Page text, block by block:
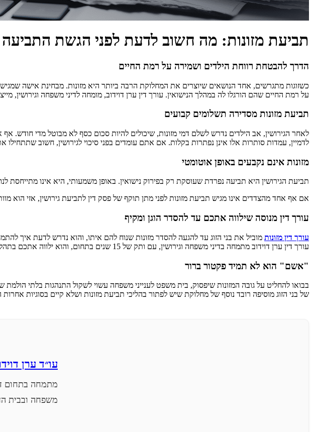
תביעת מזונות: מה חשוב לדעת לפני הגשת התביעה
הדרך להבטחת רווחת הילדים ושמירה על רמת החיים
כשזוגות מתגרשים, אחד הנושאים שיוצרים את המחלוקת הרבה ביותר היא מזונות. מבחינת אישה
על רמת החיים שהם הורגלו לה במהלך הנישואין. עורך דין ערן דוידוב, מומחה לדיני משפחה וגירושין,
תביעת מזונות מסדירה תשלומים קבועים
לאחר הגירושין, אב הילדים נדרש לשלם דמי מזונות, שיכולים להיות סכום כסף לא מבוטל מדי
לדמיין, עמדות סותרות אלו אינן נפתרות בקלות. אם אתם עומדים בפני סיכוי לגירושין, חשוב
מזונות אינם נקבעים באופן אוטומטי
תביעת הגירושין היא תביעה נפרדת שעוסקת רק בפירוק נישואין. באופן משמעותי, היא אינו מתייחסת
אם אף אחד מהצדדים אינו מגיש תביעת מזונות לפני מתן תוקף של פסק דין לתביעת גירושין, אזי הוא
עורך דין מנוסה שילווה אתכם עד להסדר הוגן ומקיף
עורך דין מזונות מוביל את בני הזוג עד להגעה להסדר מזונות שנוח להם איתו, והוא נדרש לדעת איך
עורך דין ערן דוידוב מתמחה בדיני משפחה וגירושין, עם ותק של 15 שנים בתחום, והוא ילווה אתכם בתהליכי תביעת מזונות עד להשגת ההסדר ההולם.
"אשם" הוא לא תמיד פקטור ברור
בבואו להחליט על גובה המזונות שיפסוק, בית משפט לענייני משפחה עשוי לשקול התנהגות בלתי הולמת
של בני הזוג מוסיפה רובד נוסף של מחלוקת שיש לפתור בהליכי תביעת מזונות ושלא קיים בסוגיות אחרות
עו״ד ערן
מתמחה בתחום
משפחה ובבית